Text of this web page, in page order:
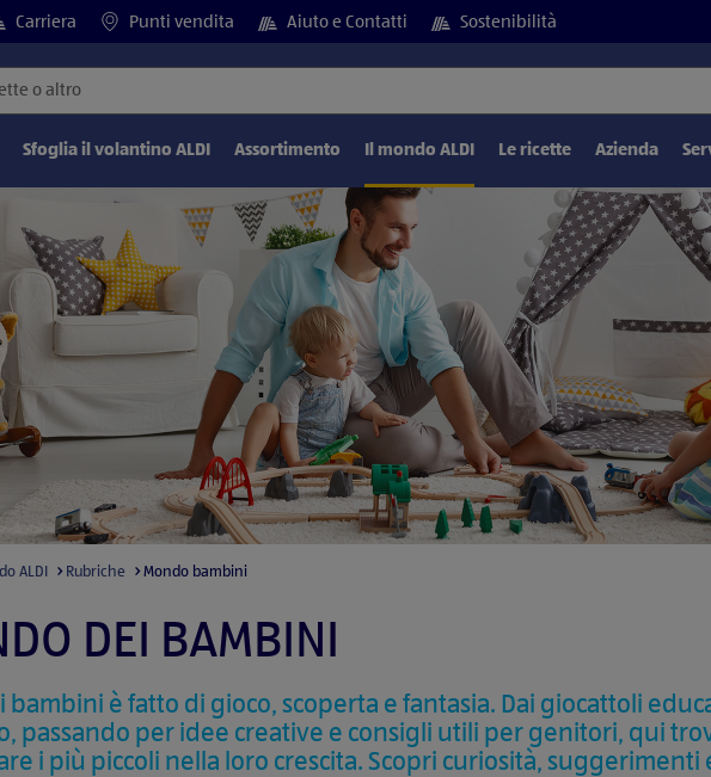
Carriera Punti vendita Aiuto e Contatti Sostenibilità
Sfoglia il volantino ALDI Assortimento Il mondo ALDI Le ricette Azienda
ALDI Rubriche Mondo bambini
DEI BAMBINI
bambini è fatto di gioco, scoperta e fantasia. Dai giocattoli
passando per idee creative e consigli utili per genitori, qui
i più piccoli nella loro crescita. Scopri curiosità,